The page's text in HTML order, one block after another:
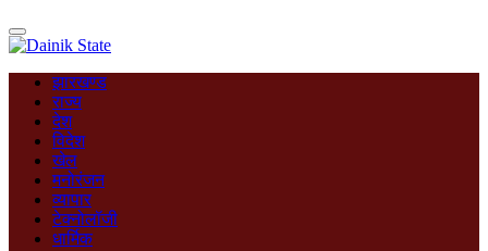
झारखण्ड
राज्य
देश
विदेश
खेल
मनोरंजन
व्यापार
टेक्नोलॉजी
धार्मिक